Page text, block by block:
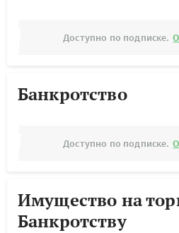
Доступно по подписке.
Банкротство
Доступно по подписке.
Имущество на
Банкротству